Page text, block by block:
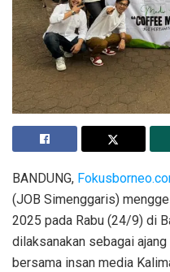
BANDUNG,
(JOB Simenggaris)
2025 pada Rabu (24/9) di
dilaksanakan sebagai
bersama insan media